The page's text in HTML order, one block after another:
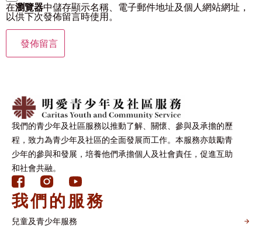
在瀏覽器中儲存顯示名稱、電子郵件地址及個人網站網址，
以供下次發佈留言時使用。
我們的青少年及社區服務以推動了解、關懷、參與及承擔的歷
程，致力為青少年及社區的全面發展而工作。本服務亦鼓勵青
少年的參與和發展，培養他們承擔個人及社會責任，促進互助
和社會共融。
我們的服務
兒童及青少年服務